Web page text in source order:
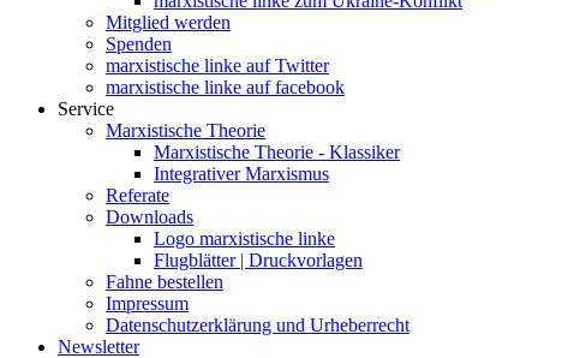
Mitglied werden
Spenden
marxistische linke auf Twitter
marxistische linke auf facebook
Service
Marxistische Theorie
Marxistische Theorie - Klassiker
Integrativer Marxismus
Referate
Downloads
Logo marxistische linke
Flugblätter | Druckvorlagen
Fahne bestellen
Impressum
Datenschutzerklärung und Urheberrecht
Newsletter